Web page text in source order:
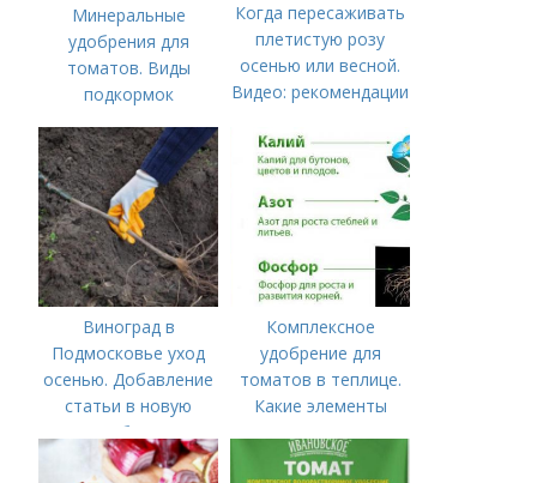
Минеральные
удобрения для
томатов. Виды
подкормок
Когда пересаживать
плетистую розу
осенью или весной.
Видео: рекомендации
пересадки роз
Виноград в
Подмосковье уход
осенью. Добавление
статьи в новую
подборку
Комплексное
удобрение для
томатов в теплице.
Какие элементы
особенности их